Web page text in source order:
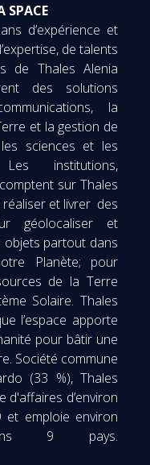
SPACE
d’expérience et
de talents
de Thales Alenia
des solutions
la
et la gestion de
les sciences et les
institutions,
sur Thales
et livrer des
géolocaliser et
partout dans
Planète; pour
de la Terre
Solaire. Thales
l’espace apporte
pour bâtir une
Société commune
(33 %), Thales
d'affaires d’environ
et emploie environ
9 pays.